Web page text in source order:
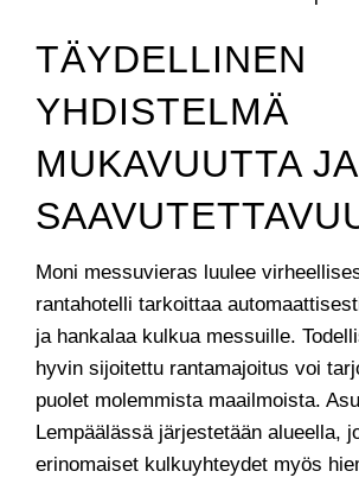
TÄYDELLINEN
YHDISTELMÄ
MUKAVUUTTA JA
Moni messuvieras luulee
rantahotelli tarkoittaa
ja hankalaa kulkua messuille.
hyvin sijoitettu rantamajoitus voi
puolet molemmista maailmoista.
Lempäälässä järjestetään alueella,
erinomaiset kulkuyhteydet myös